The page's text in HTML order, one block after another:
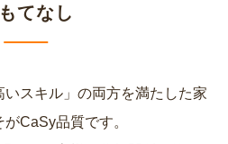
てなし
いスキル」の両方を満たした家
CaSy品質です。